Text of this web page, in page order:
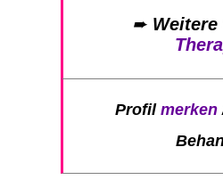
➨
Profil merken